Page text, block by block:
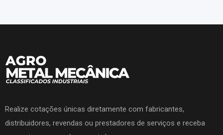
Realize cotações únicas diretamente com fabricantes,
distribuidores, revendas ou prestadores de serviços e receba